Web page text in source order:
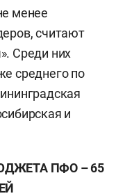
менее
считают
Среди них
среднего по
и
ПФО – 65